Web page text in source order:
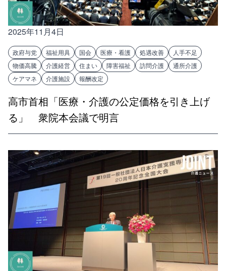
2025年11月4日
政府与党 福祉用具 国会 医療・看護 処遇改善
人手不足
物価高騰
介護経営 住まい 障害福祉 訪問介護
通所介護
ケアマネ
介護施設 報酬改定
高市首相「医療・介護の公定価格を引き上げ
る」 衆院本会議で明言